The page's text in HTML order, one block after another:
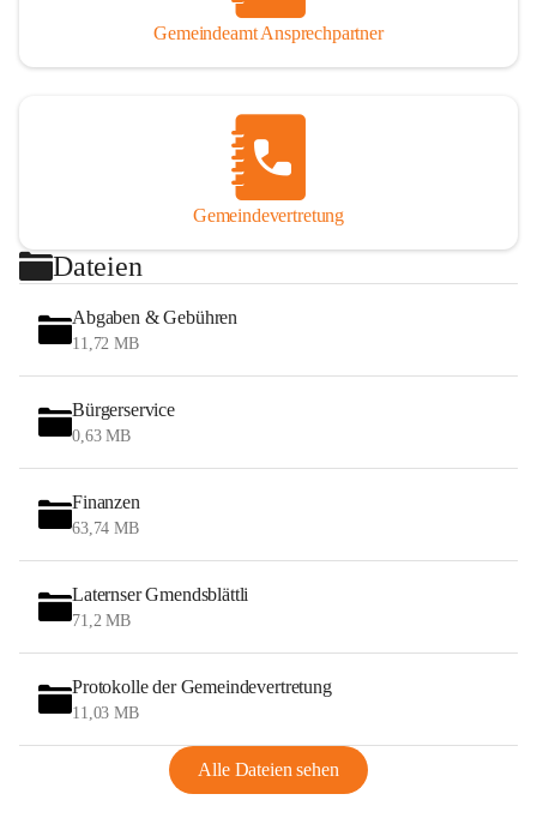
Gemeindeamt Ansprechpartner
Gemeindevertretung
Dateien
Abgaben & Gebühren
11,72 MB
Bürgerservice
0,63 MB
Finanzen
63,74 MB
Laternser Gmendsblättli
71,2 MB
Protokolle der Gemeindevertretung
11,03 MB
Alle Dateien sehen